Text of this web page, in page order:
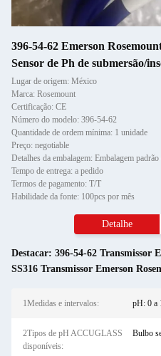
396-54-62 Emerson
Sensor de Ph de submersão/
Lugar de origem: México
Marca: Rosemount
Certificação: CE
Número do modelo: 396-54-62
Quantidade de ordem mínima: 1 unidade
Preço: negotiable
Detalhes da embalagem: Embalagem padrão
Tempo de entrega: a pedido
Termos de pagamento: T/T
Habilidade da fonte: 100pcs por mês
Detalhe
Destacar: 396-54-62 Transmissor
SS316 Transmissor Emerson
1Medidas e intervalos: pH: 0 a
2Tipos de pH ACCUGLASS
disponíveis:
Bulbo